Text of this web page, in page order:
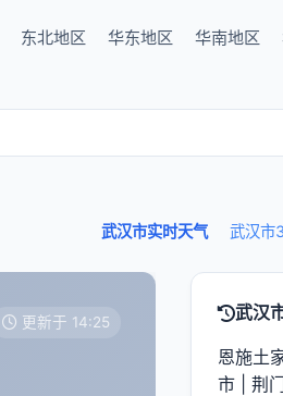
东北地区 华东地区 华南地区
武汉市实时天气 武汉市
更新于 14:25 武汉
恩施土
市
荆